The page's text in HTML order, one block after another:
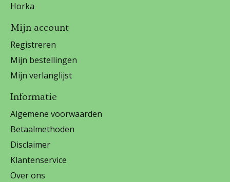
Horka
Mijn account
Registreren
Mijn bestellingen
Mijn verlanglijst
Informatie
Algemene voorwaarden
Betaalmethoden
Disclaimer
Klantenservice
Over ons